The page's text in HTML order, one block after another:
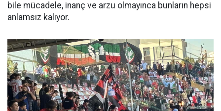
bile mücadele, inanç ve arzu olmayınca bunların hepsi
anlamsız kalıyor.